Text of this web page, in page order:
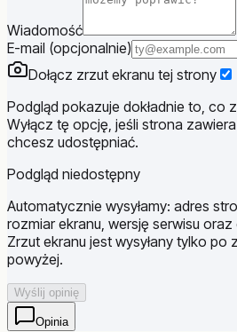
Wiadomość
E-mail (opcjonalnie)
Dołącz zrzut ekranu tej strony
Podgląd pokazuje dokładnie to, co
Wyłącz tę opcję, jeśli strona
chcesz udostępniać.
Podgląd niedostępny
Automatycznie wysyłamy: adres
rozmiar ekranu, wersję serwisu oraz
Zrzut ekranu jest wysyłany tylko po
powyżej.
Wyślij opinię
Opinia